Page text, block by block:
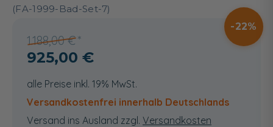
(FA-1999-Bad-Set-7)
1.188,00 €
22
925,00 €
alle Preise inkl. 19% MwSt.
Versandkostenfrei innerhalb Deutschlands
Versand ins Ausland zzgl. Versandkosten